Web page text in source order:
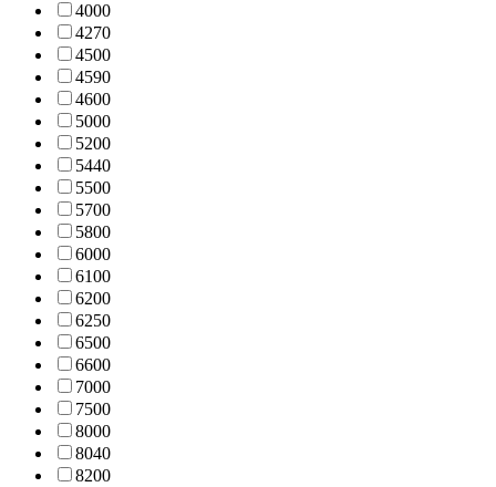
4000
4270
4500
4590
4600
5000
5200
5440
5500
5700
5800
6000
6100
6200
6250
6500
6600
7000
7500
8000
8040
8200